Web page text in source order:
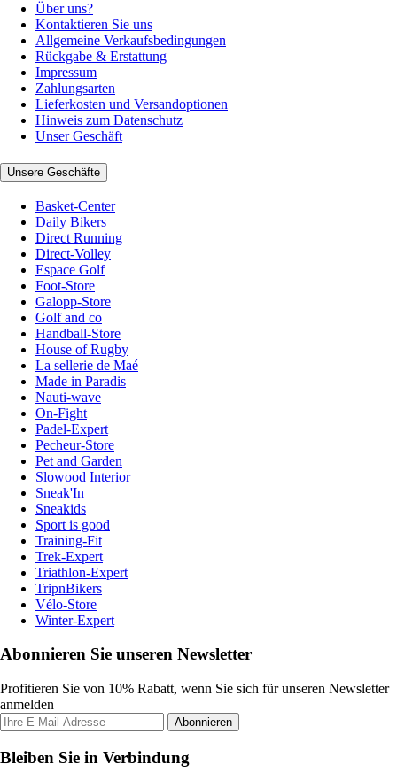
Über uns?
Kontaktieren Sie uns
Allgemeine Verkaufsbedingungen
Rückgabe & Erstattung
Impressum
Zahlungsarten
Lieferkosten und Versandoptionen
Hinweis zum Datenschutz
Unser Geschäft
Unsere Geschäfte
Basket-Center
Daily Bikers
Direct Running
Direct-Volley
Espace Golf
Foot-Store
Galopp-Store
Golf and co
Handball-Store
House of Rugby
La sellerie de Maé
Made in Paradis
Nauti-wave
On-Fight
Padel-Expert
Pecheur-Store
Pet and Garden
Slowood Interior
Sneak'In
Sneakids
Sport is good
Training-Fit
Trek-Expert
Triathlon-Expert
TripnBikers
Vélo-Store
Winter-Expert
Abonnieren Sie unseren Newsletter
Profitieren Sie von 10% Rabatt, wenn Sie sich für unseren Newsletter
anmelden
Abonnieren
Bleiben Sie in Verbindung